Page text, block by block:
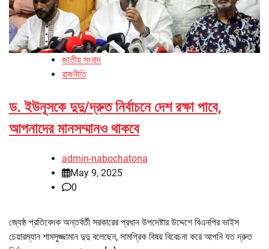
জাতীয় সংবাদ
রাজনীতি
ড. ইউনূসকে দুদু/দ্রুত নির্বাচনে দেশ রক্ষা পাবে,
আপনাদের মানসম্মানও থাকবে
admin-nabochatona
May 9, 2025
0
জ্যেষ্ঠ প্রতিবেদক অন্তর্বর্তী সরকারের প্রধান উপদেষ্টার উদ্দেশে বিএনপির ভাইস
চেয়ারম্যান শামসুজ্জামান দুদু বলেছেন, সামগ্রিক বিষয় বিবেচনা করে আপনি যত দ্রুত